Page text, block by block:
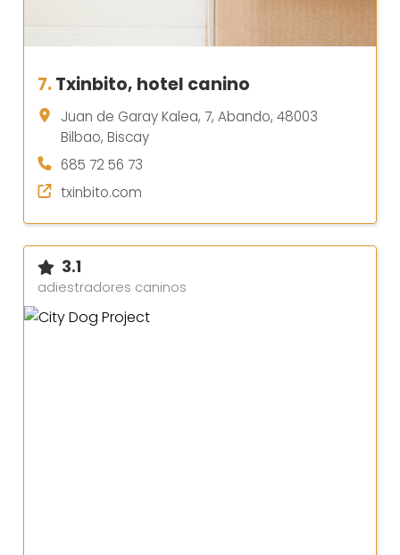
7.Txinbito, hotel canino
Juan de Garay Kalea, 7, Abando, 48003
Bilbao, Biscay
685 72 56 73
txinbito.com
3.1
adiestradores caninos